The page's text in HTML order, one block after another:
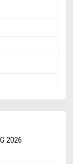
2026